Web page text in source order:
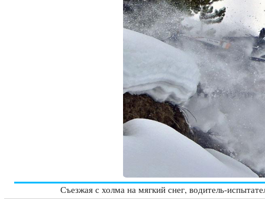
Съезжая с холма на мягкий снег, водитель-